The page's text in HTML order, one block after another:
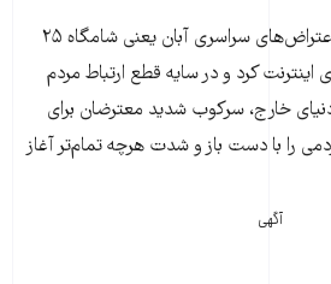
دولت ایران در دومین روز از اعتراض­‌های سراسری آبان یعنی شامگاه ۲۵
اینترنت کرد و در سایه قطع ارتباط مردم
خارج، سرکوب شدید معترضان برای
را با دست باز و شدت هرچه تمام‌تر آغاز
آگهی